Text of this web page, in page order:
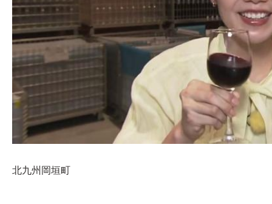
北九州 岡垣町